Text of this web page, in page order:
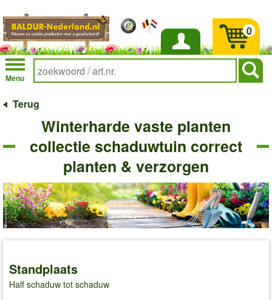
Inloggen
Menu
0
Terug
Winterharde vaste planten
collectie schaduwtuin correct
planten & verzorgen
Standplaats
Half schaduw tot schaduw